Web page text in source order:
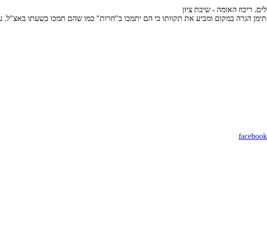
ריכוז האומה - שיבת ציון
תימן הגרה במקום ומביע את תקוותו כי הם יתמכו ב"חרות" כמו שהם תמכו בשעתו באצ"ל.
facebook